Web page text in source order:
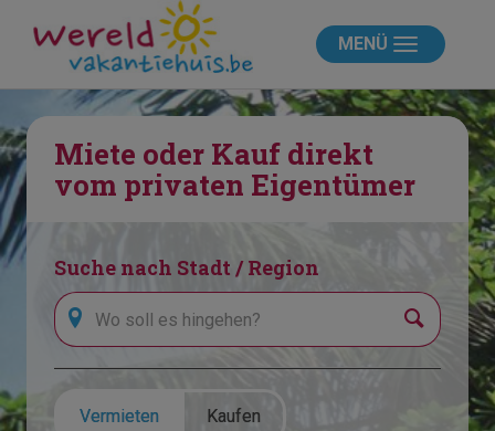
MENÜ
Miete oder Kauf direkt
vom privaten Eigentümer
Suche nach Stadt / Region
Suchen
Vermieten Kaufen